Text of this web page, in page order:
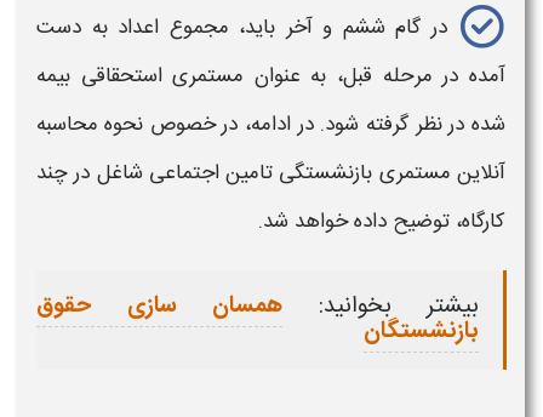
در گام ششم و آخر باید، مجموع اعداد به دست
آمده در مرحله قبل، به عنوان مستمری استحقاقی بیمه
شده در نظر گرفته شود. در ادامه، در خصوص نحوه محاسبه
آنلاین مستمری بازنشستگی تامین اجتماعی شاغل در چند
کارگاه، توضیح داده خواهد شد.
بیشتر بخوانید: همسان سازی حقوق
بازنشستگان